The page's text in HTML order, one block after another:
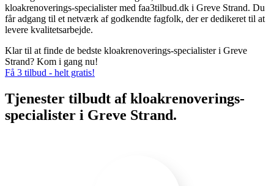
kloakrenoverings-specialister med faa3tilbud.dk i Greve Strand. Du
får adgang til et netværk af godkendte fagfolk, der er dedikeret til at
levere kvalitetsarbejde.
Klar til at finde de bedste kloakrenoverings-specialister i Greve
Strand? Kom i gang nu!
Få 3 tilbud - helt gratis!
Tjenester tilbudt af kloakrenoverings-
specialister i Greve Strand.